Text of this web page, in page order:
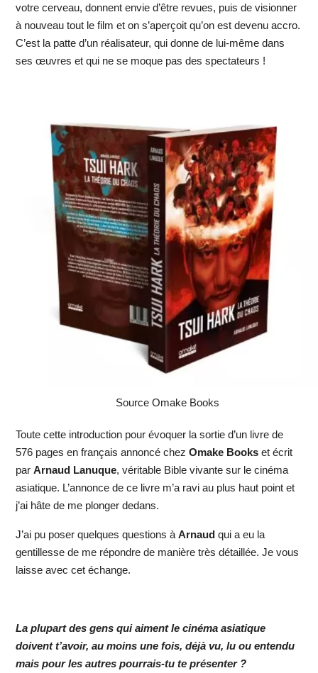
votre cerveau, donnent envie d’être revues, puis de visionner
à nouveau tout le film et on s’aperçoit qu’on est devenu accro.
C’est la patte d’un réalisateur, qui donne de lui-même dans
ses œuvres et qui ne se moque pas des spectateurs !
Source Omake Books
Toute cette introduction pour évoquer la sortie d’un livre de
576 pages en français annoncé chez Omake Bookset écrit
par Arnaud Lanuque, véritable Bible vivante sur le cinéma
asiatique. L’annonce de ce livre m’a ravi au plus haut point et
j’ai hâte de me plonger dedans.
J’ai pu poser quelques questions à Arnaudqui a eu la
gentillesse de me répondre de manière très détaillée. Je vous
laisse avec cet échange.
La plupart des gens qui aiment le cinéma asiatique
doivent t’avoir, au moins une fois, déjà vu, lu ou entendu
mais pour les autres pourrais-tu te présenter ?